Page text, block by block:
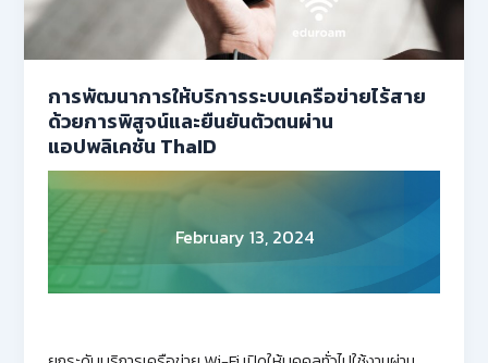
การพัฒนาการให้บริการระบบเครือข่ายไร้สาย
ด้วยการพิสูจน์และยืนยันตัวตนผ่าน
แอปพลิเคชัน ThaID
February 13, 2024